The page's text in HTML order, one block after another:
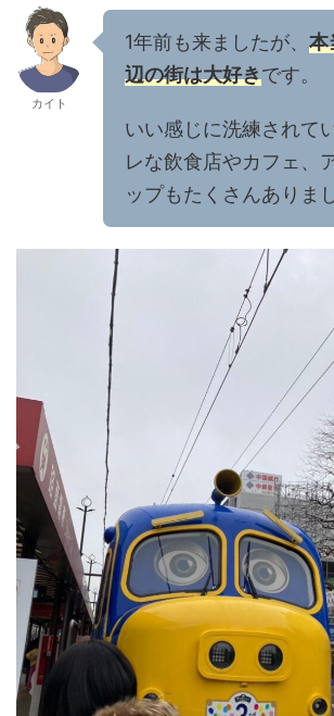
カイト
1年前も来ましたが、 本
辺の街は大好きです。
いい感じに洗練されて
レな飲食店やカフェ、
ップもたくさんありま